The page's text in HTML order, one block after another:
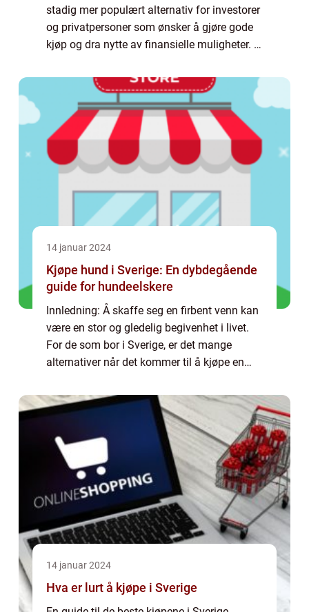
stadig mer populært alternativ for investorer
og privatpersoner som ønsker å gjøre gode
kjøp og dra nytte av finansielle muligheter. I
innebærer å kjøpe konkursbo, de...
14 januar 2024
Kjøpe hund i Sverige: En dybdegående
guide for hundeelskere
Innledning: Å skaffe seg en firbent venn kan
være en stor og gledelig begivenhet i livet.
For de som bor i Sverige, er det mange
alternativer når det kommer til å kjøpe en
oversikt over prosessen med å kjøpe h...
14 januar 2024
Hva er lurt å kjøpe i Sverige